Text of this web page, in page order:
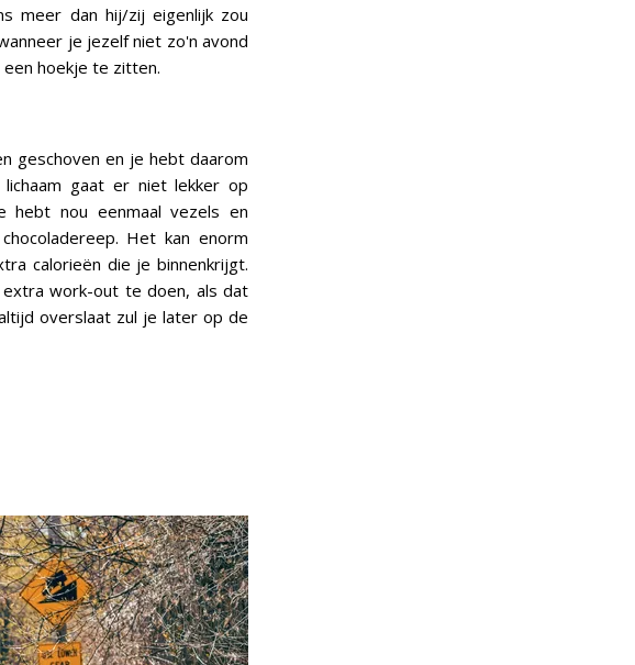
meer dan hij/zij eigenlijk zou
je jezelf niet zo'n avond
hoekje te zitten.
geschoven en je hebt daarom
gaat er niet lekker op
hebt nou eenmaal vezels en
Het kan enorm
calorieën die je binnenkrijgt.
work-out te doen, als dat
overslaat zul je later op de